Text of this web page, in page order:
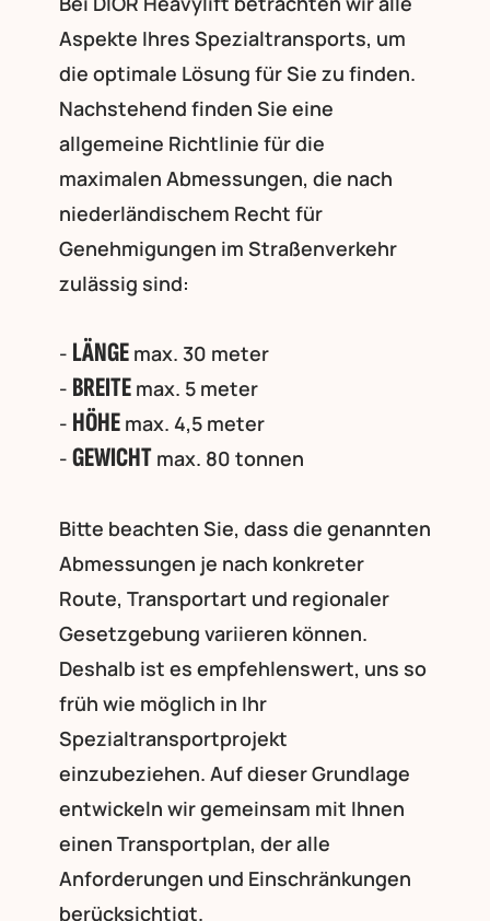
Aspekte Ihres Spezialtransports, um
die optimale Lösung für Sie zu finden.
Nachstehend finden Sie eine
allgemeine Richtlinie für die
maximalen Abmessungen, die nach
niederländischem Recht für
Genehmigungen im Straßenverkehr
zulässig sind:
- LÄNGEmax. 30 meter
- BREITEmax. 5 meter
- HÖHEmax. 4,5 meter
- GEWICHTmax. 80 tonnen
Bitte beachten Sie, dass die genannten
Abmessungen je nach konkreter
Route, Transportart und regionaler
Gesetzgebung variieren können.
Deshalb ist es empfehlenswert, uns so
früh wie möglich in Ihr
Spezialtransportprojekt
einzubeziehen. Auf dieser Grundlage
entwickeln wir gemeinsam mit Ihnen
einen Transportplan, der alle
Anforderungen und Einschränkungen
berücksichtigt.